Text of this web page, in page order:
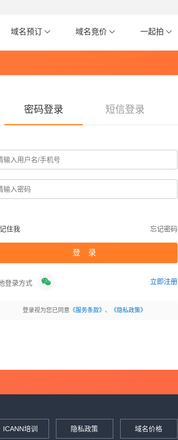
域名预订 域名竞价 一起拍
密码登录 短信登录
记住我 忘记密码
登录方式 立即注册
登录视为您已同意 《服务条款》 、 《隐私政策》
ICANN培训 隐私政策 域名价格